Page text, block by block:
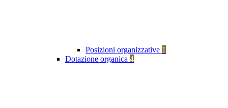
Posizioni organizzative 1
Dotazione organica 4